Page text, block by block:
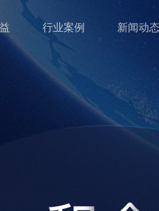
行业案例 新闻动态